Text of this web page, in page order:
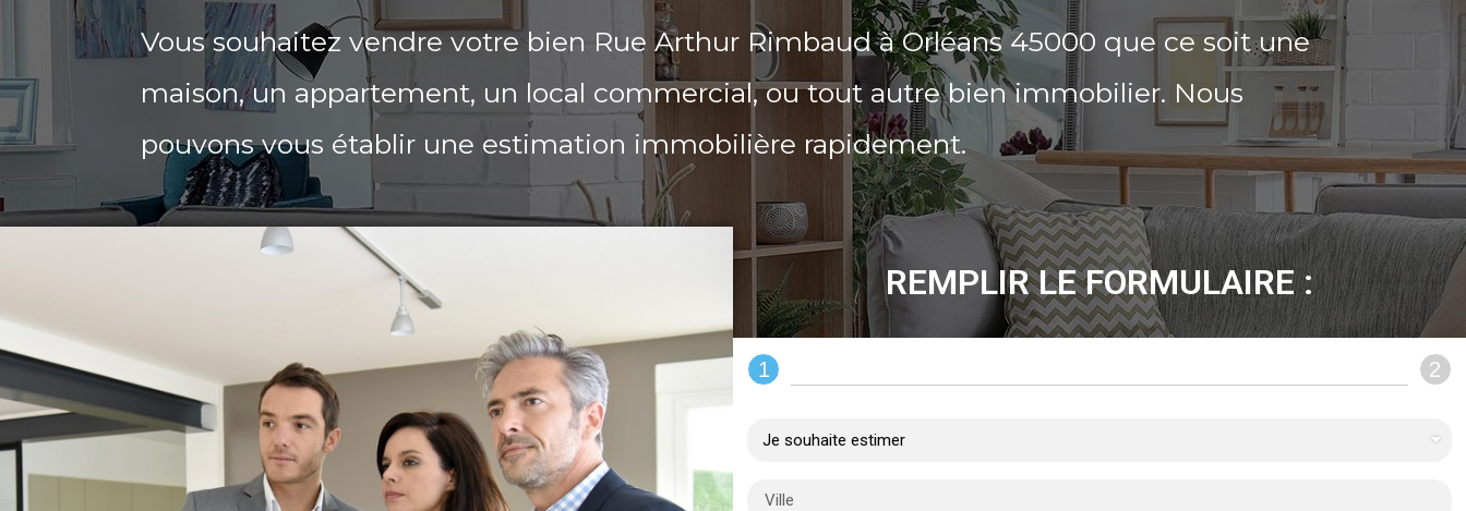
Vous souhaitez vendre votre bien Rue Arthur Rimbaud à Orléans 45000 que ce soit une
maison, un appartement, un local commercial, ou tout autre bien immobilier. Nous
pouvons vous établir une estimation immobilière rapidement.
REMPLIR LE FORMULAIRE :
1 2